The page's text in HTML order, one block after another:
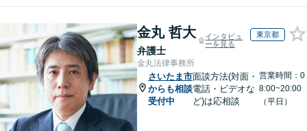
金丸 哲大
弁護士
インタビュ
ーを見る
東京都
金丸法律事務所
さいたま市
からも相談
受付中
面談方法(対面・
電話・ビデオな
ど)は応相談
営業時間：0
8:00~20:00
（平日）